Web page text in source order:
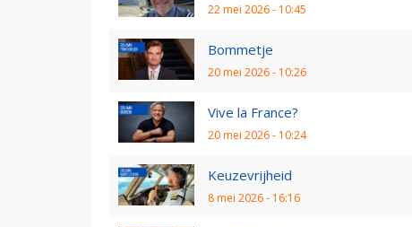
22 mei 2026 - 10:45
Bommetje
20 mei 2026 - 10:26
Vive la France?
20 mei 2026 - 10:24
Keuzevrijheid
8 mei 2026 - 16:16